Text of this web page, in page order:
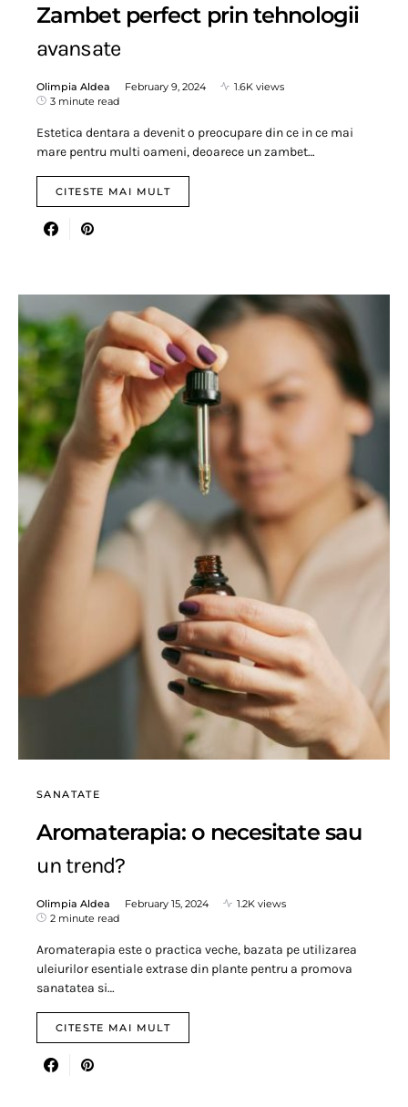
Zambet perfect prin tehnologii
avansate
Olimpia Aldea February 9, 2024
1.6K views
3 minute read
Estetica dentara a devenit o preocupare din ce in ce mai
mare pentru multi oameni, deoarece un zambet…
CITESTE MAI MULT
SANATATE
Aromaterapia: o necesitate sau
un trend?
Olimpia Aldea February 15, 2024
1.2K views
2 minute read
Aromaterapia este o practica veche, bazata pe utilizarea
uleiurilor esentiale extrase din plante pentru a promova
sanatatea si…
CITESTE MAI MULT